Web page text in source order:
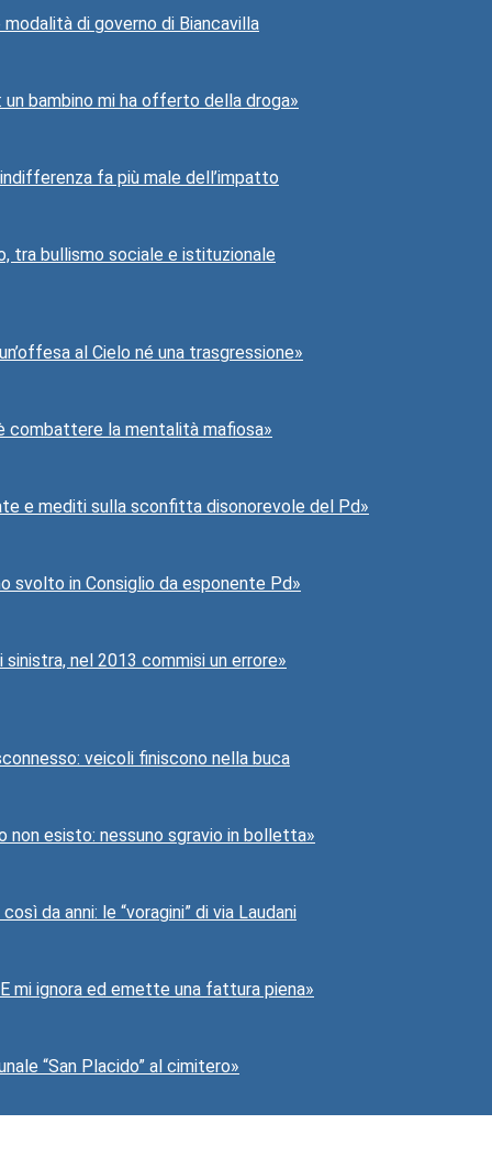
di governo di Biancavilla
bambino mi ha offerto della droga»
fa più male dell’impatto
tra bullismo sociale e istituzionale
al Cielo né una trasgressione»
combattere la mentalità mafiosa»
e mediti sulla sconfitta disonorevole del Pd»
svolto in Consiglio da esponente Pd»
nel 2013 commisi un errore»
veicoli finiscono nella buca
non esisto: nessuno sgravio in bolletta»
da anni: le “voragini” di via Laudani
mi ignora ed emette una fattura piena»
“San Placido” al cimitero»